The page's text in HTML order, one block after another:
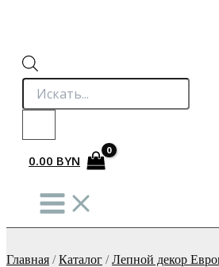
Поиск
товаров
0.00 BYN
Главная /Каталог /Лепной декор